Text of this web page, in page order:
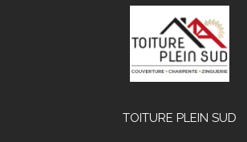
TOITURE PLEIN SUD